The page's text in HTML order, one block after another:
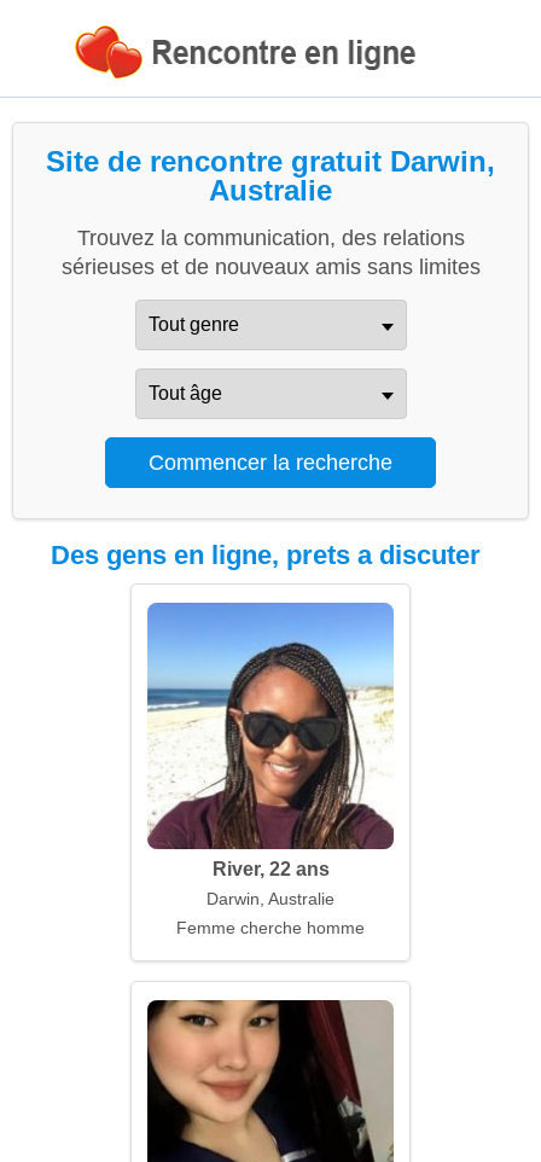
Site de rencontre gratuit Darwin,
Australie
Trouvez la communication, des relations
sérieuses et de nouveaux amis sans limites
Des gens en ligne, prets a discuter
River, 22 ans
Darwin, Australie
Femme cherche homme